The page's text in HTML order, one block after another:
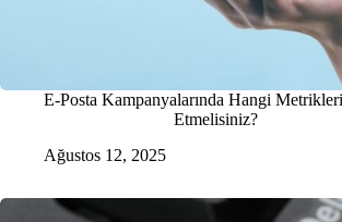
E-Posta Kampanyalarında Hangi
Etmelisiniz?
Ağustos 12, 2025